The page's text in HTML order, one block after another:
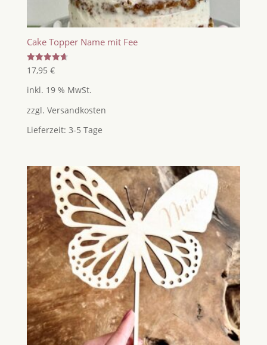
Cake Topper Name mit Fee
Bewertet
mit
von 5
17,95 €
inkl. 19 % MwSt.
zzgl. Versandkosten
Lieferzeit: 3-5 Tage